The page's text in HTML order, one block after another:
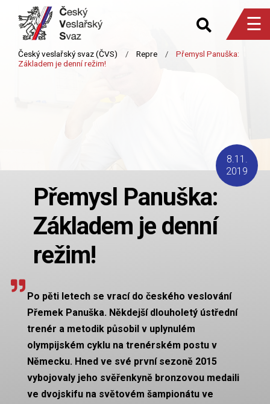
☰
Přemysl Panuška:
Základem je denní
režim!
8.11.
2019
Po pěti letech se vrací do českého veslování
Přemek Panuška. Někdejší dlouholetý ústřední
trenér a metodik působil v uplynulém
olympijském cyklu na trenérském postu v
Německu. Hned ve své první sezoně 2015
vybojovaly jeho svěřenkyně bronzovou medaili
ve dvojskifu na světovém šampionátu ve